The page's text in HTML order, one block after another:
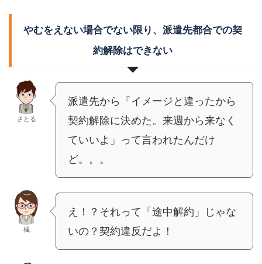
やむをえない場合でない限り、派遣先都合での契
約解除はできない
さとる
派遣先から「イメージと違ったから
契約解除に決めた。来週から来なく
ていいよ」って言われたんだけ
ど。。。
楓
え！？それって「途中解約」じゃな
いの？契約違反だよ！